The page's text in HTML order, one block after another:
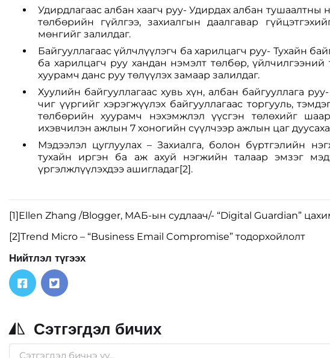
Удирдлагаас албан хаагч руу- Удирдах албан тушаалтны
төлбөрийн гүйлгээ, захиалгын даалгавар
мөнгийг залилдаг.
Байгууллагаас үйлчлүүлэгч ба харилцагч руу- Тухайн
ба харилцагч руу хандан нэмэлт төлбөр,
хуурамч данс руу төлүүлэх замаар залилдаг.
Хуулийн байгууллагаас хувь хүн, албан байгууллага
чиг үүргийг хэрэгжүүлэх байгууллагаас торгууль,
төлбөрийн хуурамч нэхэмжлэл үүсгэн төлөхийг
ихэвчилэн ажлын 7 хоногийн сүүлчээр ажлын цаг
Мэдээлэл цуглуулах – Захиалга, болон бүртгэлийн
тухайн иргэн ба аж ахуй нэгжийн талаар эмзэг
үргэлжлүүлэхдээ ашигладаг[2].
[1]Ellen Zhang /Blogger, МАБ-ын судлаач/- “Digital Guardian”
[2]Trend Micro – “Business Email Compromise” тодорхойлолт
Нийтлэл түгээх
Сэтгэгдэл бичих